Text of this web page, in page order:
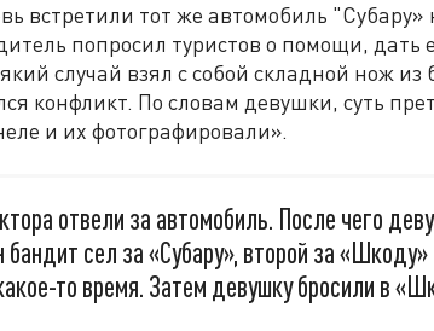
встретили тот же автомобиль "Субару»
попросил туристов о помощи, дать
случай взял с собой складной нож из
конфликт. По словам девушки, суть
и их фотографировали».
отвели за автомобиль. После чего
сел за «Субару», второй за «Шкоду»
то время. Затем девушку бросили в